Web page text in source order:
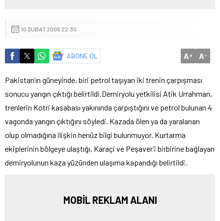
10 ŞUBAT 2006 22:30
ABONE OL A+ A-
Pakistan’ın güneyinde, biri petrol taşıyan iki trenin çarpışması
sonucu yangın çıktığı belirtildi. Demiryolu yetkilisi Atik Urrahman,
trenlerin Kotri kasabası yakınında çarpıştığını ve petrol bulunan 4
vagonda yangın çıktığını söyledi. Kazada ölen ya da yaralanan
olup olmadığına ilişkin henüz bilgi bulunmuyor. Kurtarma
ekiplerinin bölgeye ulaştığı, Karaçi ve Peşaver’i birbirine bağlayan
demiryolunun kaza yüzünden ulaşıma kapandığı belirtildi.
MOBİL REKLAM ALANI